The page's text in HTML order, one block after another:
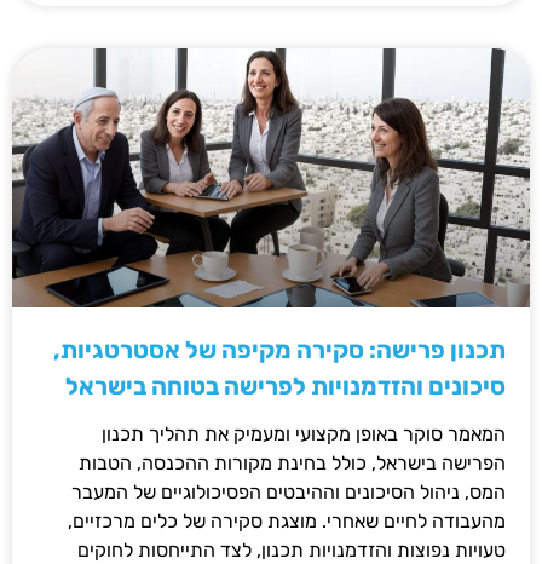
תכנון פרישה: סקירה מקיפה של אסטרטגיות,
סיכונים והזדמנויות לפרישה בטוחה בישראל
המאמר סוקר באופן מקצועי ומעמיק את תהליך תכנון
הפרישה בישראל, כולל בחינת מקורות ההכנסה, הטבות
המס, ניהול הסיכונים וההיבטים הפסיכולוגיים של המעבר
מהעבודה לחיים שאחרי. מוצגת סקירה של כלים מרכזיים,
טעויות נפוצות והזדמנויות תכנון, לצד התייחסות לחוקים